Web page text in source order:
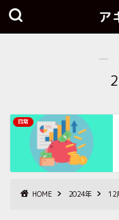
ア
―
日常
HOME 2024年 12